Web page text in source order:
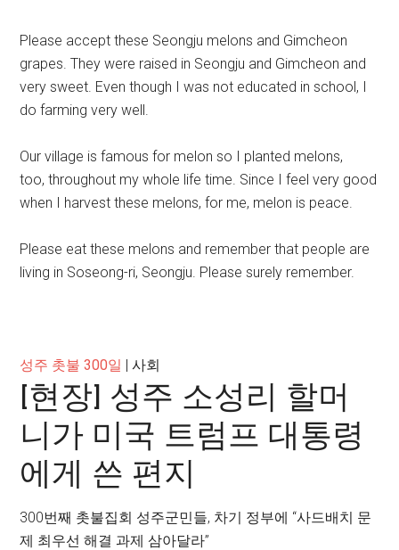
Please accept these Seongju melons and Gimcheon
grapes. They were raised in Seongju and Gimcheon and
very sweet. Even though I was not educated in school, I
do farming very well.
Our village is famous for melon so I planted melons,
too, throughout my whole life time. Since I feel very good
when I harvest these melons, for me, melon is peace.
Please eat these melons and remember that people are
living in Soseong-ri, Seongju. Please surely remember.
성주 촛불 300일 | 사회
[현장] 성주 소성리 할머
니가 미국 트럼프 대통령
에게 쓴 편지
300번째 촛불집회 성주군민들, 차기 정부에 “사드배치 문
제 최우선 해결 과제 삼아달라”